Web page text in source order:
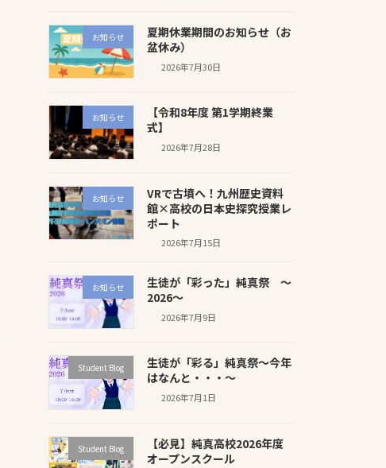
お知らせ
夏期休業期間のお知らせ（お
盆休み）
2026年7月30日
お知らせ
【令和8年度 第1学期終業
式】
2026年7月28日
お知らせ
VRで古墳へ！九州歴史資料
館×高校の日本史探究授業レ
ポート
2026年7月15日
お知らせ
生徒が「彩った」純真祭 ～
2026～
2026年7月9日
Student Blog
生徒が「彩る」純真祭～今年
はなんと・・・～
2026年7月1日
Student Blog
【必見】純真高校2026年度
オープンスクール